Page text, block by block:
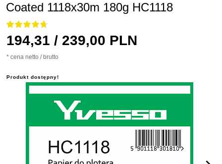
Coated 1118x30m 180g HC1118
194,31 / 239,00 PLN
* cena netto / brutto
Produkt dostępny!